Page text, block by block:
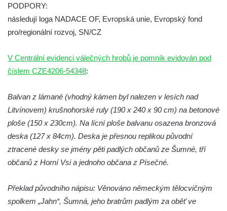
Pamětní deska obětem 1. světové války na
kapli Panny Marie v Lahošti
Mikulášovicích
Pomník obětem bombardování 8. 5. 1945 v
Pamětní deska Rumburské vzpoury na
Základní škole Tyršova v Rumburku
Pamětní deska obětem holokaustu u
Pamětní deska legionářům na Obecním
úřadě v Kovanicích
PODPORY:
následují loga NADACE OF, Evropská unie, Evropský fond
pro/regionální rozvoj, SN/CZ
V Centrální evidenci válečných hrobů je pomník evidován pod
číslem CZE4206-54348:
Balvan z lámané (vhodný kámen byl nalezen v lesích nad
Litvínovem) krušnohorské ruly (190 x 240 x 90 cm) na betonové
ploše (150 x 230cm). Na lícní ploše balvanu osazena bronzová
deska (127 x 84cm). Deska je přesnou replikou původní
ztracené desky se jmény pěti padlých občanů ze Šumné, tří
občanů z Horní Vsi a jednoho občana z Písečné.
Překlad původního nápisu: Věnováno německým tělocvičným
spolkem „Jahn“, Šumná, jeho bratrům padlým za oběť ve